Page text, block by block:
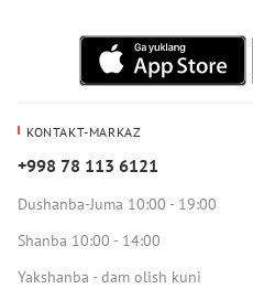
KONTAKT-MARKAZ
+998 78 113 6121
Dushanba-Juma 10:00 - 19:00
Shanba 10:00 - 14:00
Yakshanba - dam olish kuni